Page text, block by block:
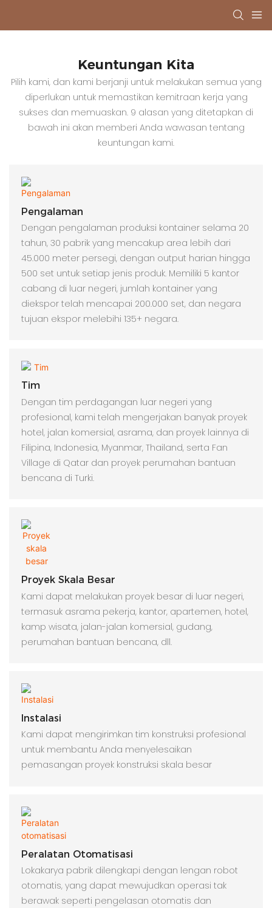
Keuntungan Kita
Pilih kami, dan kami berjanji untuk melakukan semua yang
diperlukan untuk memastikan kemitraan kerja yang
sukses dan memuaskan. 9 alasan yang ditetapkan di
bawah ini akan memberi Anda wawasan tentang
keuntungan kami.
Pengalaman
Dengan pengalaman produksi kontainer selama 20
tahun, 30 pabrik yang mencakup area lebih dari
45.000 meter persegi, dengan output harian hingga
500 set untuk setiap jenis produk. Memiliki 5 kantor
cabang di luar negeri, jumlah kontainer yang
diekspor telah mencapai 200.000 set, dan negara
tujuan ekspor melebihi 135+ negara.
Tim
Dengan tim perdagangan luar negeri yang
profesional, kami telah mengerjakan banyak proyek
hotel, jalan komersial, asrama, dan proyek lainnya di
Filipina, Indonesia, Myanmar, Thailand, serta Fan
Village di Qatar dan proyek perumahan bantuan
bencana di Turki.
Proyek Skala Besar
Kami dapat melakukan proyek besar di luar negeri,
termasuk asrama pekerja, kantor, apartemen, hotel,
kamp wisata, jalan-jalan komersial, gudang,
perumahan bantuan bencana, dll.
Instalasi
Kami dapat mengirimkan tim konstruksi profesional
untuk membantu Anda menyelesaikan
pemasangan proyek konstruksi skala besar
Peralatan Otomatisasi
Lokakarya pabrik dilengkapi dengan lengan robot
otomatis, yang dapat mewujudkan operasi tak
berawak seperti pengelasan otomatis dan